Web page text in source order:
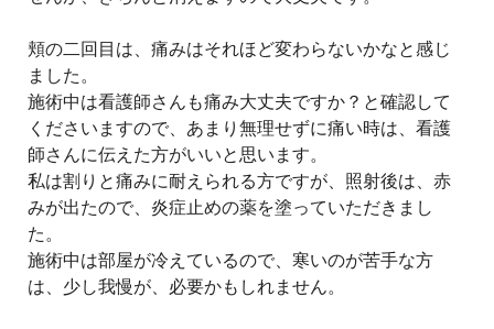
頬の二回目は、痛みはそれほど変わらないかなと感じ
ました。
施術中は看護師さんも痛み大丈夫ですか？と確認して
くださいますので、あまり無理せずに痛い時は、看護
師さんに伝えた方がいいと思います。
私は割りと痛みに耐えられる方ですが、照射後は、赤
みが出たので、炎症止めの薬を塗っていただきまし
た。
施術中は部屋が冷えているので、寒いのが苦手な方
は、少し我慢が、必要かもしれません。